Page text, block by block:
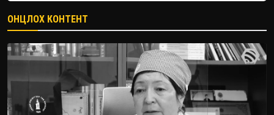
ОНЦЛОХ КОНТЕНТ